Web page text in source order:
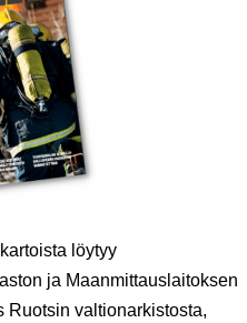
löytyy
ja Maanmittauslaitoksen
Ruotsin valtionarkistosta,